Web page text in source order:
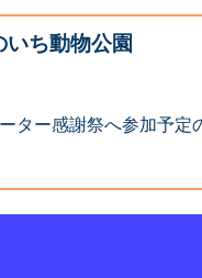
いち動物公園
ター感謝祭へ参加予定